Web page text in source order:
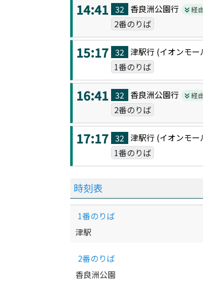
14:41 32 香良洲公園行 経
2番のりば
15:17 32 津駅行 (イオンモ
1番のりば
16:41 32 香良洲公園行 経
2番のりば
17:17 32 津駅行 (イオンモ
1番のりば
時刻表
1番のりば
津駅
2番のりば
香良洲公園